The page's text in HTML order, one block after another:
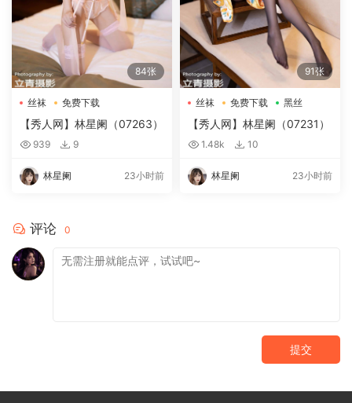
84张
丝袜 免费下载
【秀人网】林星阑（07263）
939 9
林星阑 23小时前
91张
丝袜 免费下载 黑丝
【秀人网】林星阑（07231）
1.48k 10
林星阑 23小时前
评论 0
提交